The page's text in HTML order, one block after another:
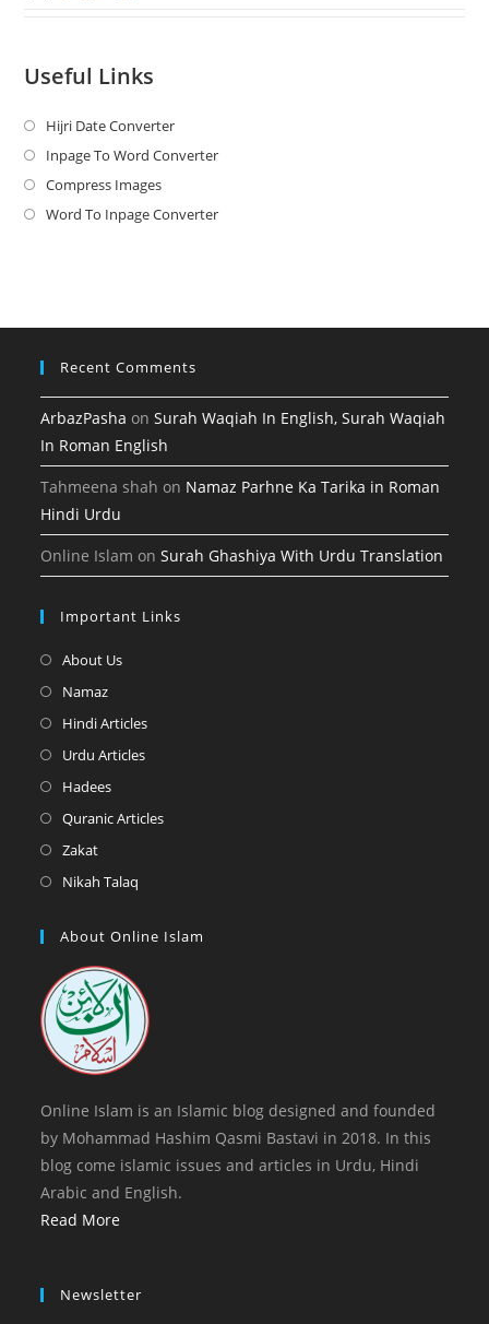
Useful Links
Hijri Date ConverterOpens
in
new
Inpage To Word ConverterOpens
a
Compress ImagesOpens
in
Word To Inpage ConverterOpens
tab
Recent Comments
ArbazPasha onSurah Waqiah In English, Surah Waqiah
In Roman English
Tahmeena shah on Namaz Parhne Ka Tarika in Roman
Hindi Urdu
Online Islam onSurah Ghashiya With Urdu Translation
Important Links
About UsOpens
tab
NamazOpens
in
tab
Hindi ArticlesOpens
tab
Urdu ArticlesOpens
HadeesOpens
in
tab
Quranic ArticlesOpens
ZakatOpens
in
new
Nikah Talaq
a
tab
About Online Islam
Online Islam is an Islamic blog designed and founded
by Mohammad Hashim Qasmi Bastavi in 2018. In this
blog come islamic issues and articles in Urdu, Hindi
Arabic and English.
Read More
Newsletter